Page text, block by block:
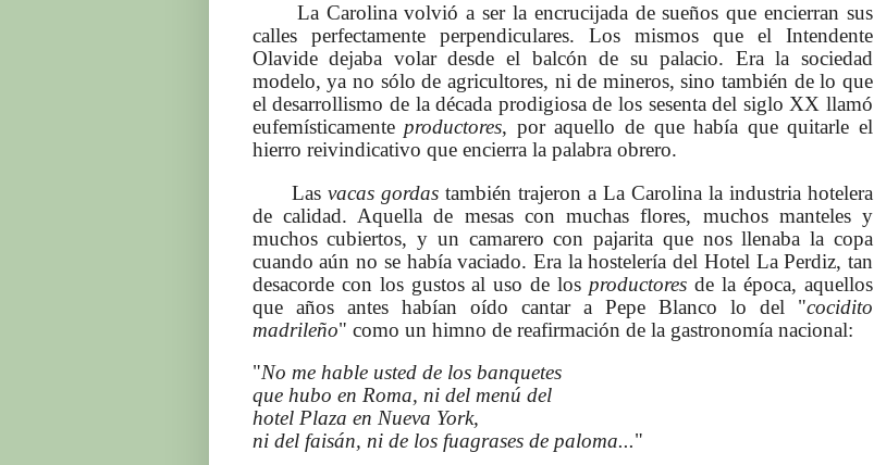
La Carolina volvió a ser la encrucijada de sueños que encierran sus
calles perfectamente perpendiculares. Los mismos que el Intendente
Olavide dejaba volar desde el balcón de su palacio. Era la sociedad
modelo, ya no sólo de agricultores, ni de mineros, sino también de lo que
el desarrollismo de la década prodigiosa de los sesenta del siglo XX llamó
eufemísticamente productores, por aquello de que había que quitarle el
hierro reivindicativo que encierra la palabra obrero.
Las vacas gordastambién trajeron a La Carolina la industria hotelera
de calidad. Aquella de mesas con muchas flores, muchos manteles y
muchos cubiertos, y un camarero con pajarita que nos llenaba la copa
cuando aún no se había vaciado. Era la hostelería del Hotel La Perdiz, tan
desacorde con los gustos al uso de los productores de la época, aquellos
que años antes habían oído cantar a Pepe Blanco lo del "cocidito
madrileño" como un himno de reafirmación de la gastronomía nacional:
"No me hable usted de los banquetes
que hubo en Roma, ni del menú del
hotel Plaza en Nueva York,
ni del faisán, ni de los fuagrases de paloma..."